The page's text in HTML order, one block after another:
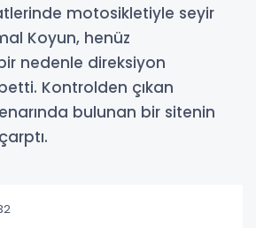
motosikletiyle seyir
Koyun, henüz
nedenle direksiyon
Kontrolden çıkan
bulunan bir sitenin